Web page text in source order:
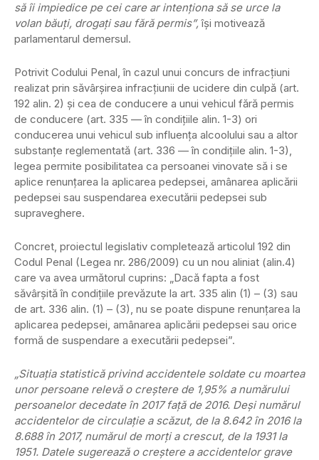
să îi impiedice pe cei care ar intenţiona să se urce la
volan băuţi, drogaţi sau fără permis”,îşi motivează
parlamentarul demersul.
Potrivit Codului Penal, în cazul unui concurs de infracţiuni
realizat prin săvârşirea infracţiunii de ucidere din culpă (art.
192 alin. 2) şi cea de conducere a unui vehicul fără permis
de conducere (art. 335 — în condiţiile alin. 1-3) ori
conducerea unui vehicul sub influenţa alcoolului sau a altor
substanţe reglementată (art. 336 — în condiţiile alin. 1-3),
legea permite posibilitatea ca persoanei vinovate să i se
aplice renunţarea la aplicarea pedepsei, amânarea aplicării
pedepsei sau suspendarea executării pedepsei sub
supraveghere.
Concret, proiectul legislativ completează articolul 192 din
Codul Penal (Legea nr. 286/2009) cu un nou aliniat (alin.4)
care va avea următorul cuprins: „Dacă fapta a fost
săvârşită în condiţiile prevăzute la art. 335 alin (1) – (3) sau
de art. 336 alin. (1) – (3), nu se poate dispune renunţarea la
aplicarea pedepsei, amânarea aplicării pedepsei sau orice
formă de suspendare a executării pedepsei”.
„Situaţia statistică privind accidentele soldate cu moartea
unor persoane relevă o creştere de 1,95% a numărului
persoanelor decedate în 2017 faţă de 2016. Deşi numărul
accidentelor de circulaţie a scăzut, de la 8.642 în 2016 la
8.688 în 2017, numărul de morţi a crescut, de la 1931 la
1951. Datele sugerează o creştere a accidentelor grave